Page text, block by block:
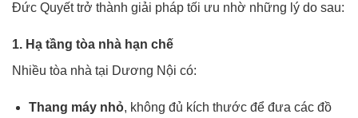
Đức Quyết trở thành giải pháp tối ưu nhờ những lý do sau:
1. Hạ tầng tòa nhà hạn chế
Nhiều tòa nhà tại Dương Nội có:
Thang máy nhỏ, không đủ kích thước để đưa các đồ